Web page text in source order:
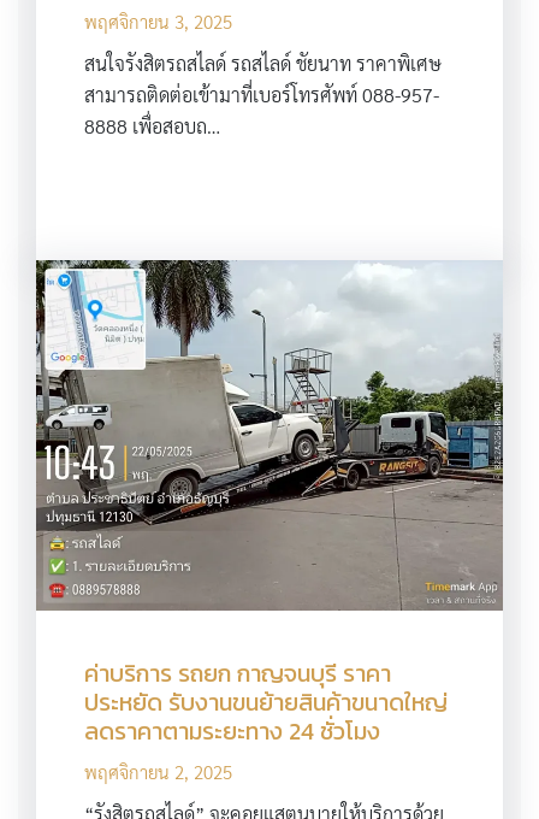
พฤศจิกายน 3, 2025
สนใจรังสิตรถสไลด์ รถสไลด์ ชัยนาท ราคาพิเศษ
สามารถติดต่อเข้ามาที่เบอร์โทรศัพท์ 088-957-
8888 เพื่อสอบถ…
ค่าบริการ รถยก กาญจนบุรี ราคา
ประหยัด รับงานขนย้ายสินค้าขนาดใหญ่
ลดราคาตามระยะทาง 24 ชั่วโมง
พฤศจิกายน 2, 2025
“รังสิตรถสไลด์” จะคอยแสตนบายให้บริการด้วย